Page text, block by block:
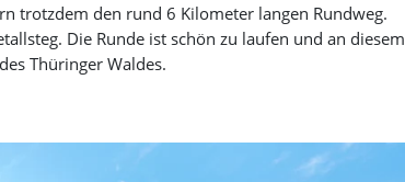
trotzdem den rund 6 Kilometer langen Rundweg.
Die Runde ist schön zu laufen und an diesem
Thüringer Waldes.